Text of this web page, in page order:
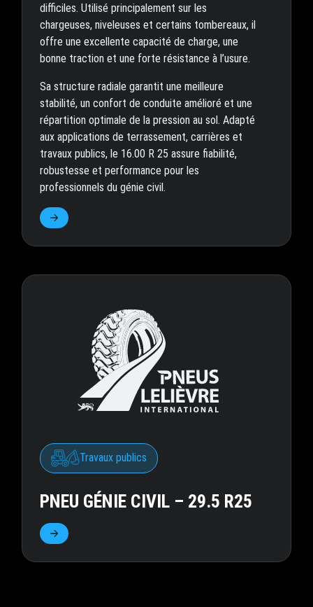
difficiles. Utilisé principalement sur les
chargeuses, niveleuses et certains tombereaux, il
offre une excellente capacité de charge, une
bonne traction et une forte résistance à l’usure.
Sa structure radiale garantit une meilleure
stabilité, un confort de conduite amélioré et une
répartition optimale de la pression au sol. Adapté
aux applications de terrassement, carrières et
travaux publics, le 16.00 R 25 assure fiabilité,
robustesse et performance pour les
professionnels du génie civil.
Travaux publics
PNEU GÉNIE CIVIL – 29.5 R25